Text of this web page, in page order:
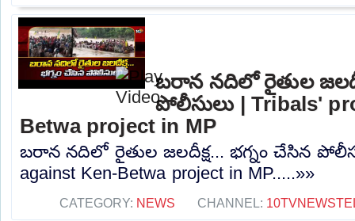
బరాన నదిలో రైతుల
పోలీసులు | Tribals'
Betwa project in MP
బరాన నదిలో రైతుల జలదీక్ష... భగ్నం చేసిన
against Ken-Betwa project in MP.....»»
CATEGORY: NEWS CHANNEL: